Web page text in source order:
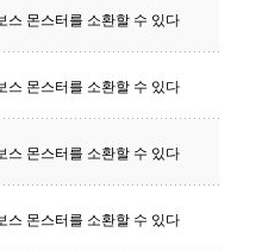
스 몬스터를 소환할 수 있다
스 몬스터를 소환할 수 있다
스 몬스터를 소환할 수 있다
스 몬스터를 소환할 수 있다